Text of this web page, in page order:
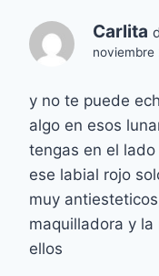
Carlita
noviembre
y no te puede
algo en esos
tengas en el
ese labial rojo
muy
maquilladora y
ellos